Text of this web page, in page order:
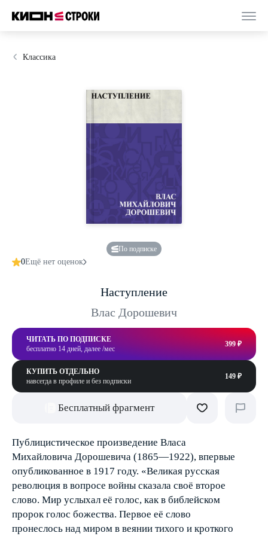
Классика
По подписке
0Ещё нет оценок
Наступление
Влас Дорошевич
ЧИТАТЬ ПО ПОДПИСКЕ
бесплатно 14 дней, далее /мес
399 ₽
КУПИТЬ ОТДЕЛЬНО
навсегда в профиле и без подписки
149 ₽
Бесплатный фрагмент
Публицистическое произведение Власа
Михайловича Дорошевича (1865—1922), впервые
опубликованное в 1917 году. «Великая русская
революция в вопросе войны сказала своё второе
слово. Мир услыхал её голос, как в библейском
пророк голос божества. Первое её слово
пронеслось над миром в веянии тихого и кроткого